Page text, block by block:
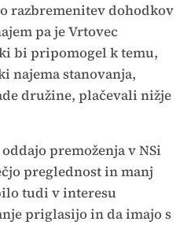
razbremenitev dohodkov
pa je Vrtovec
bi pripomogel k temu,
najema stanovanja,
družine, plačevali nižje
premoženja v NSi
preglednost in manj
tudi v interesu
priglasijo in da imajo s